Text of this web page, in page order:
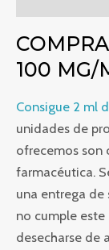
100 MG/
Consigue 2 ml
unidades de
ofrecemos son
farmacéutica.
una entrega
no cumple
desecharse de